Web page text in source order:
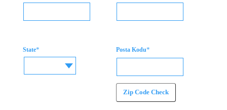
State* Posta Kodu*
Zip Code Check